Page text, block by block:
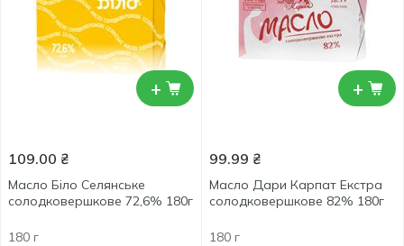
+
109.00 ₴
Масло Біло Селянське
солодковершкове 72,6% 180г
180 г
+
99.99 ₴
Масло Дари Карпат Екстра
солодковершкове 82% 180г
180 г